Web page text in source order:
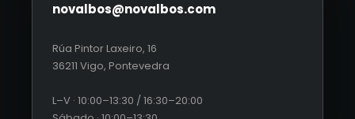
novalbos@novalbos.com
Rúa Pintor Laxeiro, 16
36211 Vigo, Pontevedra
L–V · 10:00–13:30 / 16:30–20:00